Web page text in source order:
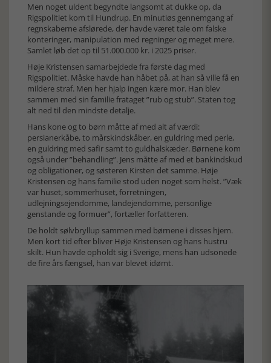
Men noget uldent begyndte langsomt at dukke op, da
Rigspolitiet kom til Hundrup. En minutiøs gennemgang af
regnskaberne afslørede, der havde været tale om falske
konteringer, manipulation med regninger og meget mere.
Samlet løb det op til 51.000.000 kr. i 2025 priser.
Høje Kristensen samarbejdede fra første dag med
Rigspolitiet. Måske havde han håbet på, at han så ville få en
mildere straf. Men her hjalp ingen kære mor. Han blev
sammen med sin familie frataget ”rub og stub”. Staten tog
alt ned til den mindste detalje.
Hans kone og to børn måtte af med alt af værdi:
persianerkåbe, to mårskindskåber, en guldring med perle,
en guldring med safir samt to guldhalskæder. Børnene kom
også under ”behandling”. Jens måtte af med et bankindskud
og obligationer, og søsteren Kirsten det samme. Høje
Kristensen og hans familie stod uden noget som helst. ”Væk
var huset, sommerhuset, forretningen,
udlejningsejendomme, landejendomme, personlige
genstande og formuer”, fortæller forfatteren.
De holdt sølvbryllup sammen med børnene i disses hjem.
Men kort tid efter bliver Høje Kristensen og hans hustru
skilt. Hun havde opholdt sig i Sverige, mens han udsonede
de fire års fængsel, han var blevet idømt.